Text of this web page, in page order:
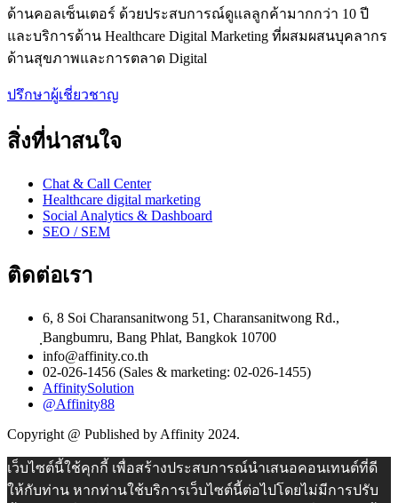
ด้านคอลเซ็นเตอร์ ด้วยประสบการณ์ดูแลลูกค้ามากกว่า 10 ปี
และบริการด้าน Healthcare Digital Marketing ที่ผสมผสนบุคลากร
ด้านสุขภาพและการตลาด Digital
ปรึกษาผู้เชี่ยวชาญ
สิ่งที่น่าสนใจ
Chat & Call Center
Healthcare digital marketing
Social Analytics & Dashboard
SEO / SEM
ติดต่อเรา
6, 8 Soi Charansanitwong 51, Charansanitwong Rd.,
ฺBangbumru, Bang Phlat, Bangkok 10700
info@affinity.co.th
02-026-1456 (Sales & marketing: 02-026-1455)
AffinitySolution
@Affinity88
Copyright @ Published by Affinity 2024.
เว็บไซต์นี้ใช้คุกกี้ เพื่อสร้างประสบการณ์นำเสนอคอนเทนต์ที่ดี
ให้กับท่าน หากท่านใช้บริการเว็บไซต์นี้ต่อไปโดยไม่มีการปรับ